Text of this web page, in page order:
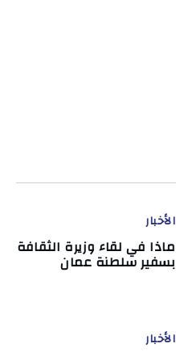
الأخبار
ماذا في لقاء وزيرة الثقافة
بسفير سلطنة عمان
الأخبار